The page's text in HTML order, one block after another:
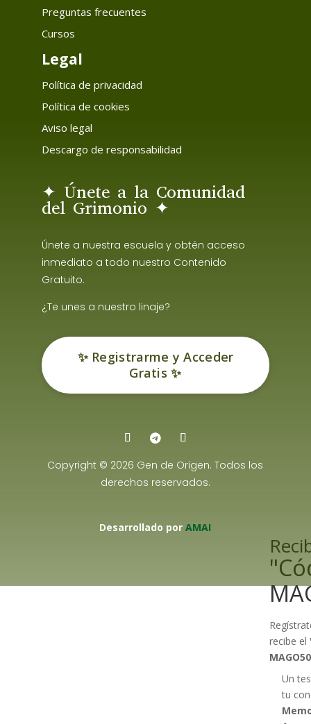
Preguntas frecuentes
Cursos
Legal
Política de privacidad
Política de cookies
Aviso legal
Descargo de responsabilidad
✦ Únete a la Comunidad
del Grimonio ✦
Únete a nuestra escuela y obtén acceso
inmediato a todo nuestro Contenido
Gratuito.
¿Te unes a nuestro linaje?
✨ Registrarme y Acceder
Gratis ✨
Copyright © 2026 Gen de Origen. Todos los
derechos reservados.
Desarrollado porAMAI
recibe el
Un
tu